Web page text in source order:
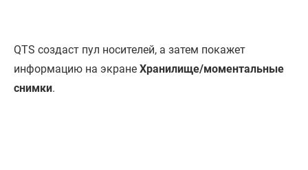
QTS создаст пул носителей, а затем покажет
информацию на экране Хранилище/моментальные
снимки.